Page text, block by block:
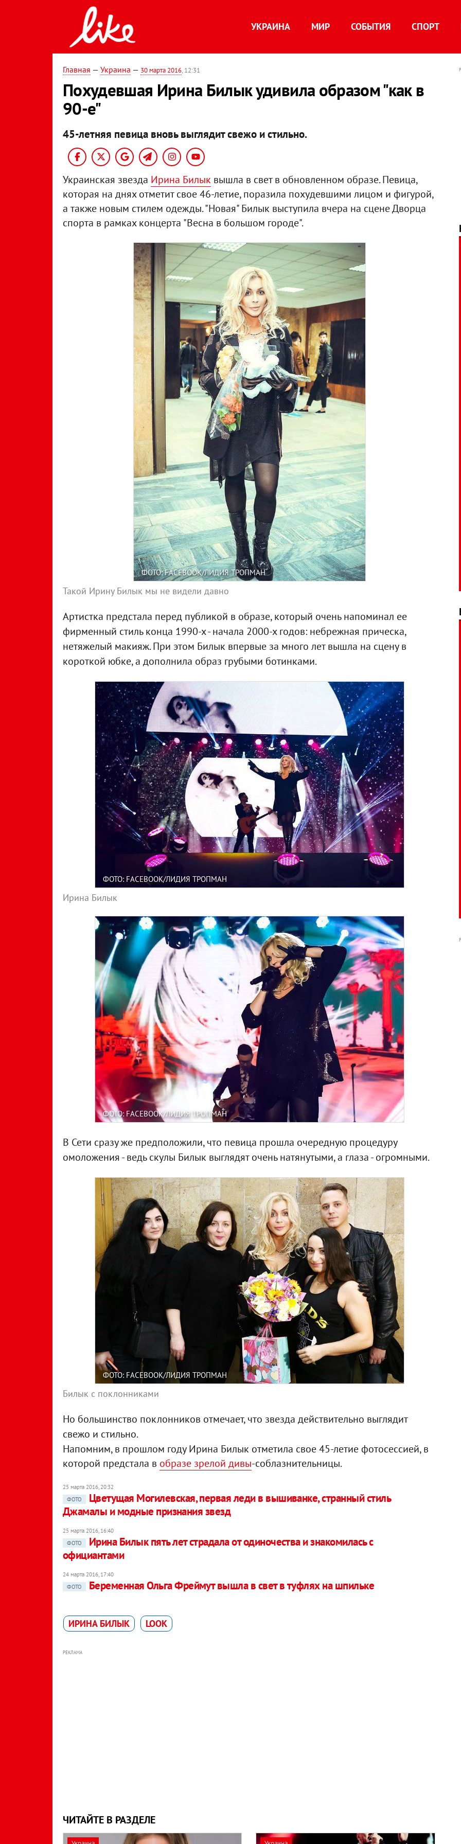
УКРАИНА МИР СОБЫТИЯ СПОРТ
Главная — Украина — 30 марта 2016, 12:31
Похудевшая Ирина Билык удивила образом "как в
90-е"
45-летняя певица вновь выглядит свежо и стильно.
Украинская звезда Ирина Билык вышла в свет в обновленном образе. Певица,
которая на днях отметит свое 46-летие, поразила похудевшими лицом и фигурой,
а также новым стилем одежды. "Новая" Билык выступила вчера на сцене Дворца
спорта в рамках концерта "Весна в большом городе".
ФОТО: FACEBOOK/ЛИДИЯ ТРОПМАН
Такой Ирину Билык мы не видели давно
Артистка предстала перед публикой в образе, который очень напоминал ее
фирменный стиль конца 1990-х - начала 2000-х годов: небрежная прическа,
нетяжелый макияж. При этом Билык впервые за много лет вышла на сцену в
короткой юбке, а дополнила образ грубыми ботинками.
ФОТО: FACEBOOK/ЛИДИЯ ТРОПМАН
Ирина Билык
ФОТО: FACEBOOK/ЛИДИЯ ТРОПМАН
В Сети сразу же предположили, что певица прошла очередную процедуру
омоложения - ведь скулы Билык выглядят очень натянутыми, а глаза - огромными.
ФОТО: FACEBOOK/ЛИДИЯ ТРОПМАН
Билык с поклонниками
Но большинство поклонников отмечает, что звезда действительно выглядит
свежо и стильно.
Напомним, в прошлом году Ирина Билык отметила свое 45-летие фотосессией, в
которой предстала в образе зрелой дивы-соблазнительницы.
25 марта 2016, 20:32
ФОТО
Цветущая Могилевская, первая леди в вышиванке, странный стиль
Джамалы и модные признания звезд
25 марта 2016, 16:40
ФОТО
Ирина Билык пять лет страдала от одиночества и знакомилась с
официантами
24 марта 2016, 17:40
ФОТО
Беременная Ольга Фреймут вышла в свет в туфлях на шпильке
ИРИНА БИЛЫК LOOK
РЕКЛАМА
ЧИТАЙТЕ В РАЗДЕЛЕ